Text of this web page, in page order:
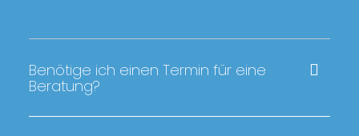
Benötige ich einen Termin für eine
Beratung?